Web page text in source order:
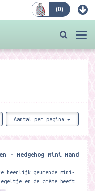
(0)
Aantal per pagina
- Hedgehog Mini Hand
heerlijk geurende mini-
en de crème heeft